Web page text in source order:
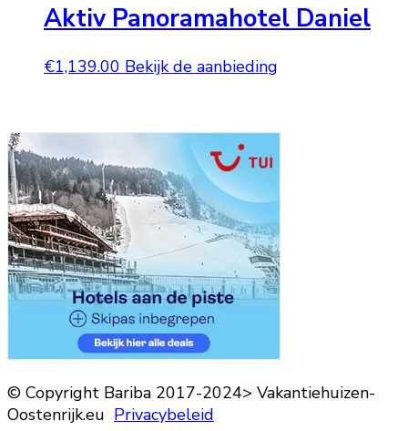
Aktiv Panoramahotel Daniel
€1,139.00 Bekijk de aanbieding
© Copyright Bariba 2017-2024> Vakantiehuizen-
Oostenrijk.eu Privacybeleid